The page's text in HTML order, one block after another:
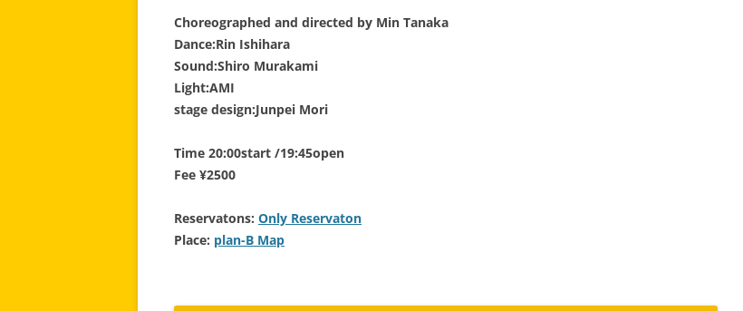
Choreographed and directed by Min Tanaka
Dance:Rin Ishihara
Sound:Shiro Murakami
Light:AMI
stage design:Junpei Mori
Time 20:00start /19:45open
Fee ¥2500
Reservatons: Only Reservaton
Place: plan-B Map